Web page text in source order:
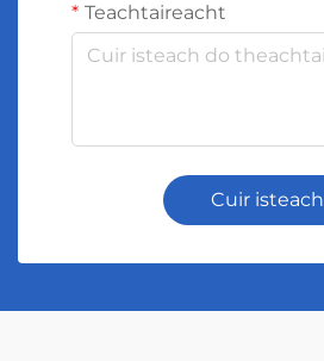
Teachtaireacht
Cuir isteach